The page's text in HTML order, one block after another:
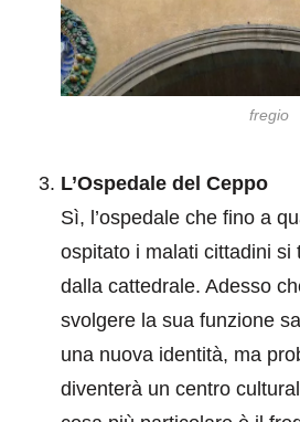
fregio
L’Ospedale del Ceppo
Sì, l’ospedale che fino a
ospitato i malati cittadini si
dalla cattedrale. Adesso
svolgere la sua funzione
una nuova identità, ma
diventerà un centro